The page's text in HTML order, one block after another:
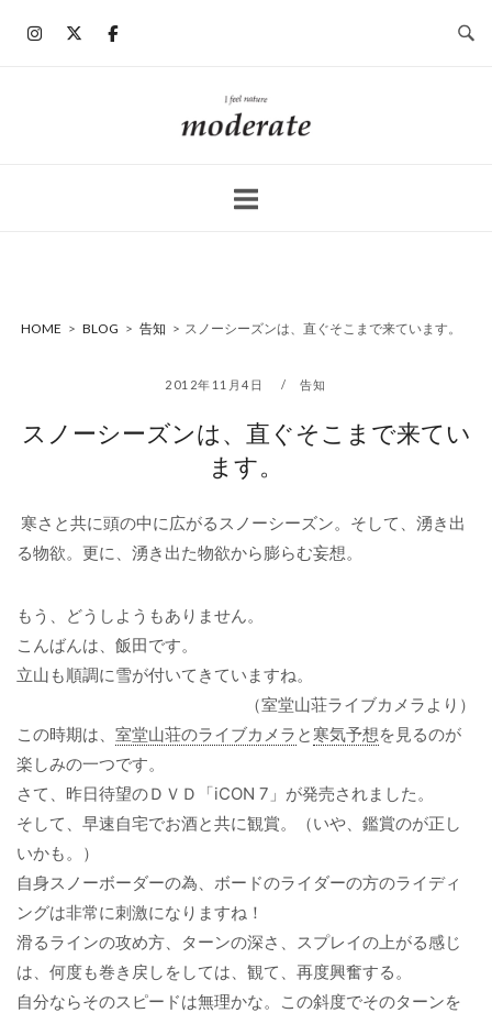
ホ
ー
HOME > BLOG > 告知 > スノーシーズンは、直ぐそこまで来ています。
2012年11月4日 告知
スノーシーズンは、直ぐそこまで来てい
ます。
寒さと共に頭の中に広がるスノーシーズン。そして、湧き出
る物欲。更に、湧き出た物欲から膨らむ妄想。
もう、どうしようもありません。
こんばんは、飯田です。
立山も順調に雪が付いてきていますね。
（室堂山荘ライブカメラより）
この時期は、 室堂山荘のライブカメラ と 寒気予想を見るのが
楽しみの一つです。
さて、昨日待望のＤＶＤ「iCON 7」が発売されました。
そして、早速自宅でお酒と共に観賞。（いや、鑑賞のが正し
いかも。）
自身スノーボーダーの為、ボードのライダーの方のライディ
ングは非常に刺激になりますね！
滑るラインの攻め方、ターンの深さ、スプレイの上がる感じ
は、何度も巻き戻しをしては、観て、再度興奮する。
自分ならそのスピードは無理かな。この斜度でそのターンを